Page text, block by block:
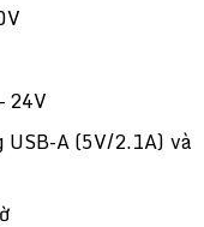
24V
USB-A (5V/2.1A) và